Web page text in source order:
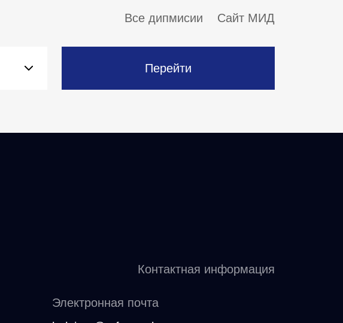
Все дипмисии Сайт МИД
Перейти
Контактная информация
Электронная почта